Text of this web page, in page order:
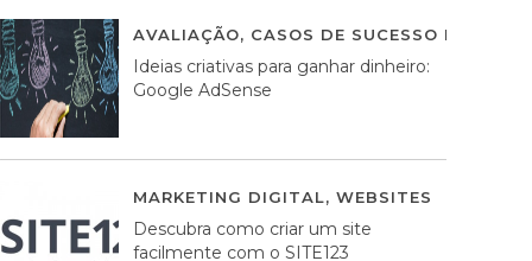
AVALIAÇÃO, CASOS DE SUCESSO DE
Ideias criativas para ganhar dinheiro:
Google AdSense
MARKETING DIGITAL, WEBSITES
Descubra como criar um site
facilmente com o SITE123